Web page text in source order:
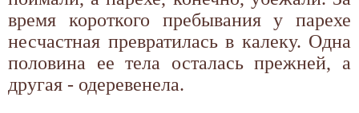
время короткого пребывания у парехе
несчастная превратилась в калеку. Одна
половина ее тела осталась прежней, а
другая - одеревенела.